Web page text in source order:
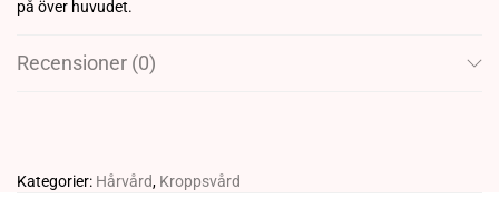
på över huvudet.
Recensioner (0)
Kategorier: Hårvård, Kroppsvård